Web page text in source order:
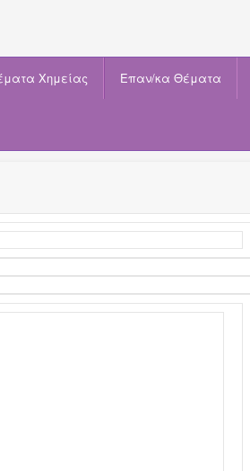
Χημείας Eπαν/κα Θέματα